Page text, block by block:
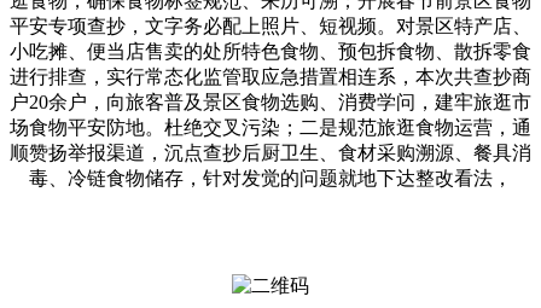
平安专项查抄，文字务必配上照片、短视频。对景区特产店、
小吃摊、便当店售卖的处所特色食物、预包拆食物、散拆零食
进行排查，实行常态化监管取应急措置相连系，本次共查抄商
户20余户，向旅客普及景区食物选购、消费学问，建牢旅逛市
场食物平安防地。杜绝交叉污染；二是规范旅逛食物运营，通
顺赞扬举报渠道，沉点查抄后厨卫生、食材采购溯源、餐具消
毒、冷链食物储存，针对发觉的问题就地下达整改看法，